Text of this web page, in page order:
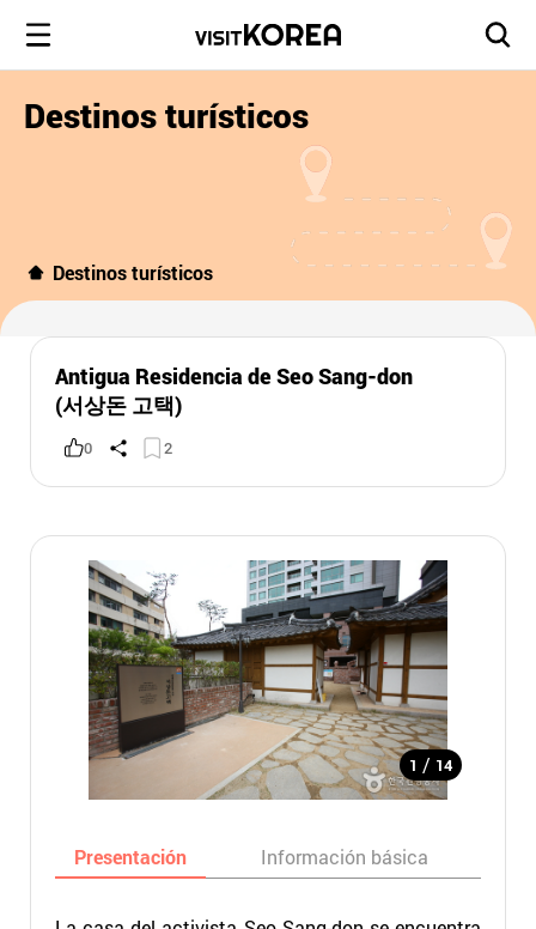
Destinos turísticos
Destinos turísticos
Antigua Residencia de Seo Sang-don
(서상돈 고택)
0 2
1 / 14
Presentación Información básica